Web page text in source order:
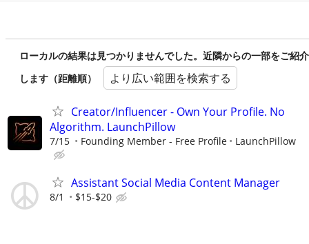
ローカルの結果は見つかりませんでした。近隣からの一部をご紹介
します（距離順）
より広い範囲を検索する
Creator/Influencer - Own Your Profile. No
Algorithm. LaunchPillow
7/15 Founding Member - Free Profile LaunchPillow
Assistant Social Media Content Manager
8/1 $15-$20